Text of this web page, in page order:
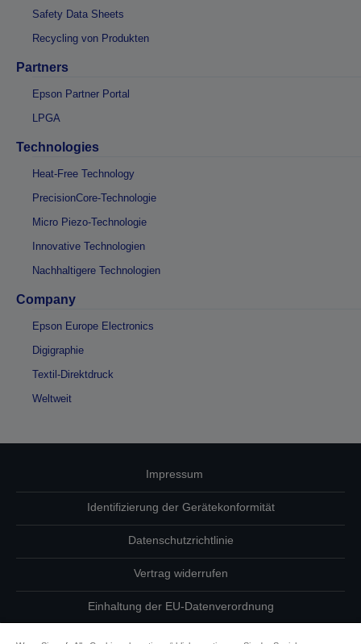
Safety Data Sheets
Recycling von Produkten
Partners
Epson Partner Portal
LPGA
Technologies
Heat-Free Technology
PrecisionCore-Technologie
Micro Piezo-Technologie
Innovative Technologien
Nachhaltigere Technologien
Company
Epson Europe Electronics
Digigraphie
Textil-Direktdruck
Weltweit
Impressum
Identifizierung der Gerätekonformität
Datenschutzrichtlinie
Vertrag widerrufen
Einhaltung der EU-Datenverordnung